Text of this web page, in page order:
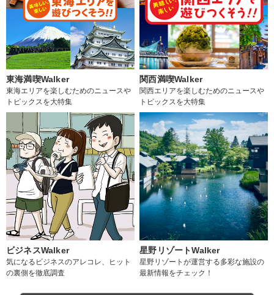
東海満喫Walker
東海エリアを楽しむためのニュースや
トピックスを大特集
関西満喫Walker
関西エリアを楽しむためのニュースや
トピックスを大特集
ビジネスWalker
気になるビジネスのアレコレ、ヒット
の裏側を徹底調査
星野リゾートWalker
星野リゾートが運営する多彩な施設の
最新情報をチェック！